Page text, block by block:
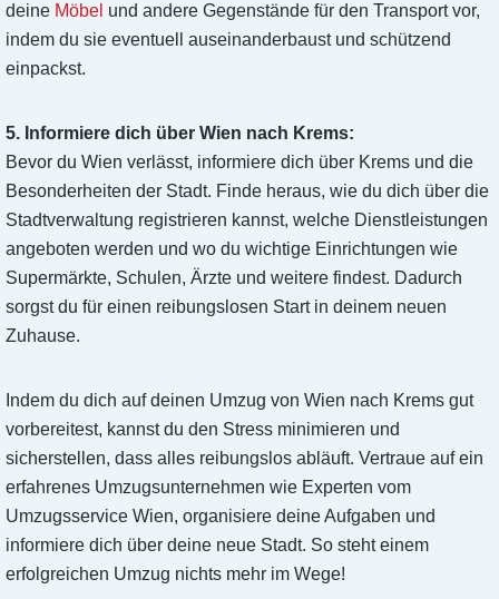
deine Möbel und andere Gegenstände für den Transport vor,
indem du sie eventuell auseinanderbaust und schützend
einpackst.
5. Informiere dich über Wien nach Krems:
Bevor du Wien verlässt, informiere dich über Krems und die
Besonderheiten der Stadt. Finde heraus, wie du dich über die
Stadtverwaltung registrieren kannst, welche Dienstleistungen
angeboten werden und wo du wichtige Einrichtungen wie
Supermärkte, Schulen, Ärzte und weitere findest. Dadurch
sorgst du für einen reibungslosen Start in deinem neuen
Zuhause.
Indem du dich auf deinen Umzug von Wien nach Krems gut
vorbereitest, kannst du den Stress minimieren und
sicherstellen, dass alles reibungslos abläuft. Vertraue auf ein
erfahrenes Umzugsunternehmen wie Experten vom
Umzugsservice Wien, organisiere deine Aufgaben und
informiere dich über deine neue Stadt. So steht einem
erfolgreichen Umzug nichts mehr im Wege!